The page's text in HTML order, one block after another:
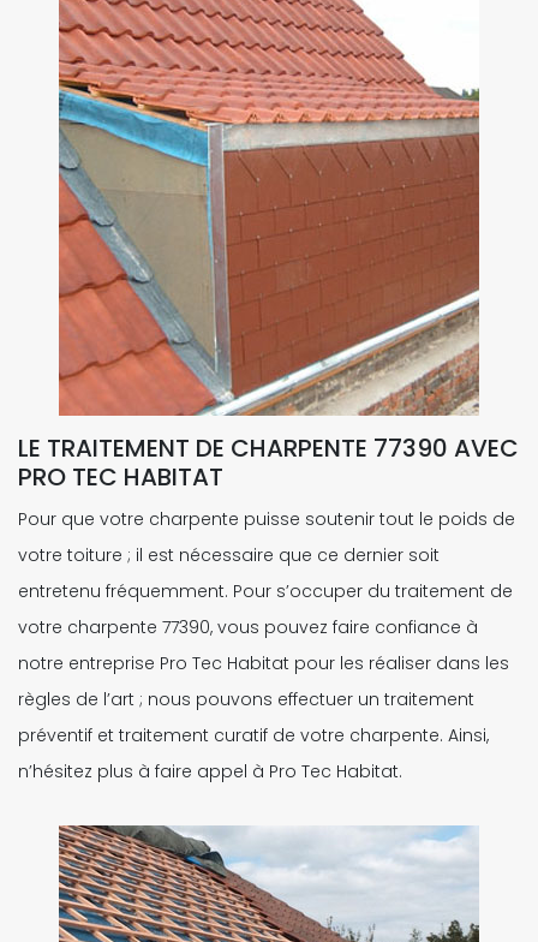
LE TRAITEMENT DE CHARPENTE 77390 AVEC
PRO TEC HABITAT
Pour que votre charpente puisse soutenir tout le poids de
votre toiture ; il est nécessaire que ce dernier soit
entretenu fréquemment. Pour s’occuper du traitement de
votre charpente 77390, vous pouvez faire confiance à
notre entreprise Pro Tec Habitat pour les réaliser dans les
règles de l’art ; nous pouvons effectuer un traitement
préventif et traitement curatif de votre charpente. Ainsi,
n’hésitez plus à faire appel à Pro Tec Habitat.